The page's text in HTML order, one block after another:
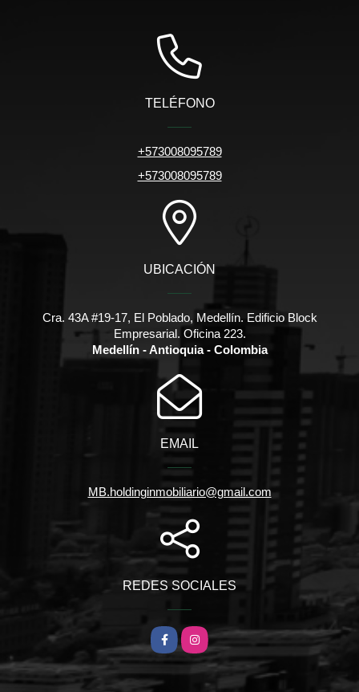
TELÉFONO
+573008095789
+573008095789
UBICACIÓN
Cra. 43A #19-17, El Poblado, Medellín. Edificio Block
Empresarial. Oficina 223.
Medellín - Antioquia - Colombia
EMAIL
MB.holdinginmobiliario@gmail.com
REDES SOCIALES
FacebookInstagram